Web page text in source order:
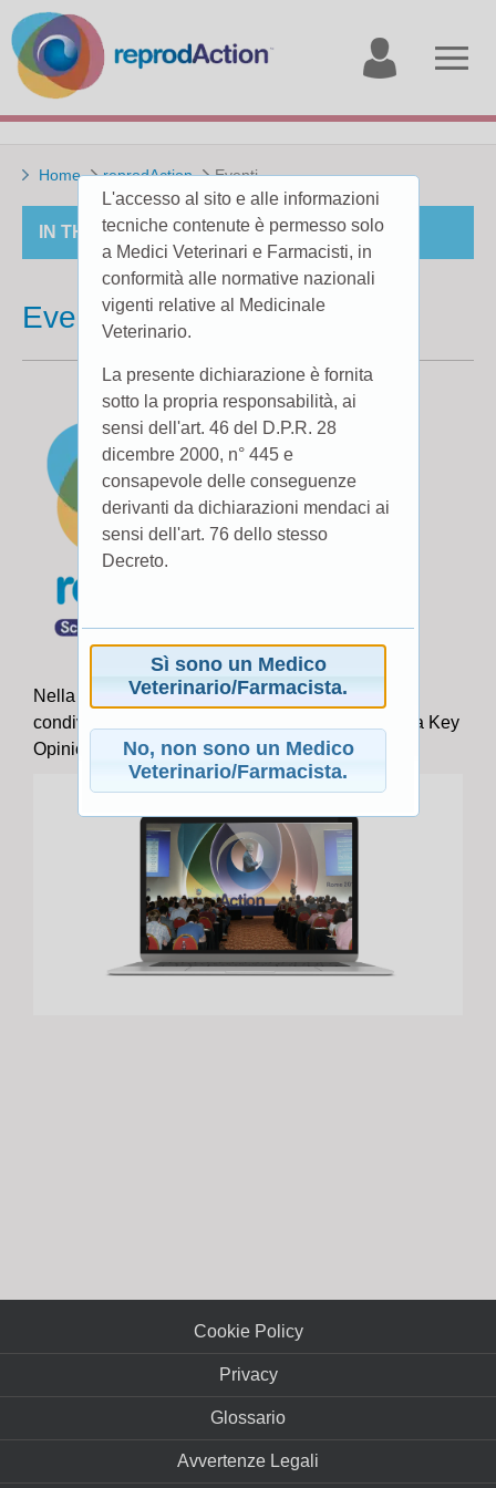
account
Home reprodAction Eventi
IN THE SECTION
Eventi
Nella presente sezione abbiamo il piacere di
condividere con voi gli Incontri Scientifici tenuti da Key
Opinion Leaders di fama internazionale.
Cookie Policy
Privacy
Glossario
Avvertenze Legali
L'accesso al sito e alle informazioni
tecniche contenute è permesso solo
a Medici Veterinari e Farmacisti, in
conformità alle normative nazionali
vigenti relative al Medicinale
Veterinario.
La presente dichiarazione è fornita
sotto la propria responsabilità, ai
sensi dell'art. 46 del D.P.R. 28
dicembre 2000, n° 445 e
consapevole delle conseguenze
derivanti da dichiarazioni mendaci ai
sensi dell'art. 76 dello stesso
Decreto.
Sì sono un Medico
Veterinario/Farmacista.
No, non sono un Medico
Veterinario/Farmacista.